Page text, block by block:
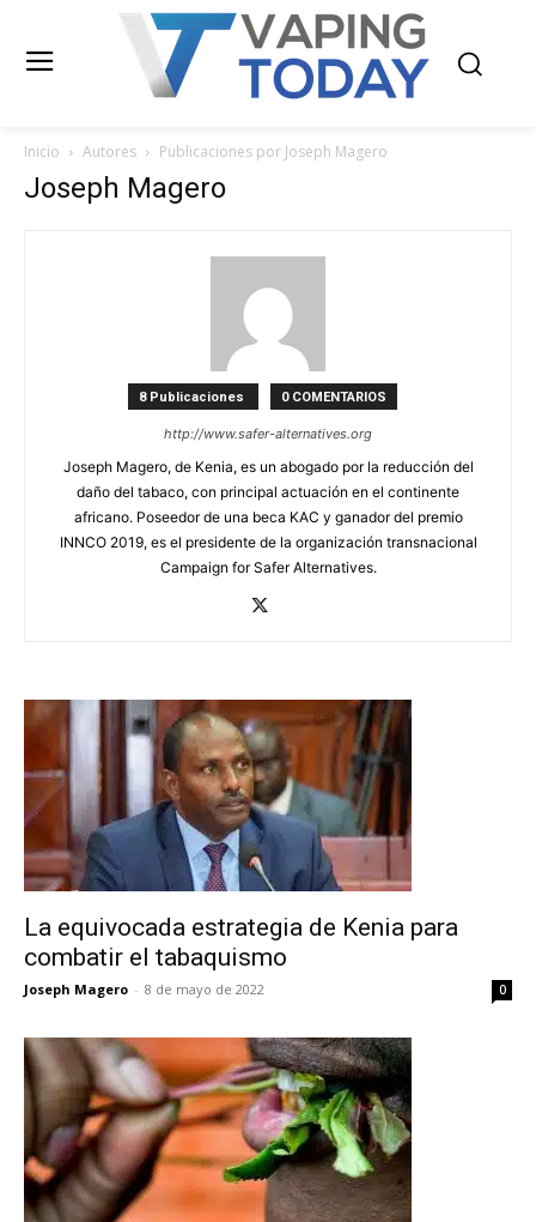
Inicio Autores Publicaciones por Joseph Magero
Joseph Magero
8 Publicaciones 0 COMENTARIOS
http://www.safer-alternatives.org
Joseph Magero, de Kenia, es un abogado por la reducción del
daño del tabaco, con principal actuación en el continente
africano. Poseedor de una beca KAC y ganador del premio
INNCO 2019, es el presidente de la organización transnacional
Campaign for Safer Alternatives.
La equivocada estrategia de Kenia para
combatir el tabaquismo
Joseph Magero - 8 de mayo de 2022 0